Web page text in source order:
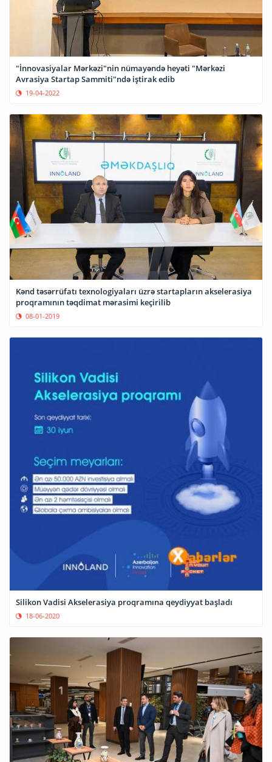
"İnnovasiyalar Mərkəzi"nin nümayəndə heyəti "Mərkəzi
Avrasiya Startap Sammiti"ndə iştirak edib
19-04-2022
Kənd təsərrüfatı texnologiyaları üzrə startapların akselerasiya
proqramının təqdimat mərasimi keçirilib
08-01-2019
Silikon Vadisi Akselerasiya proqramına qeydiyyat başladı
18-06-2020